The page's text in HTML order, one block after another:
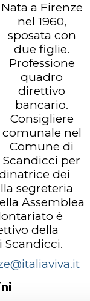
Nata a Firenze
nel 1960,
sposata con
due figlie.
Professione
quadro
direttivo
bancario.
Consigliere
comunale nel
Comune di
Scandicci per
dei
segreteria
Assemblea
è
della
Scandicci.